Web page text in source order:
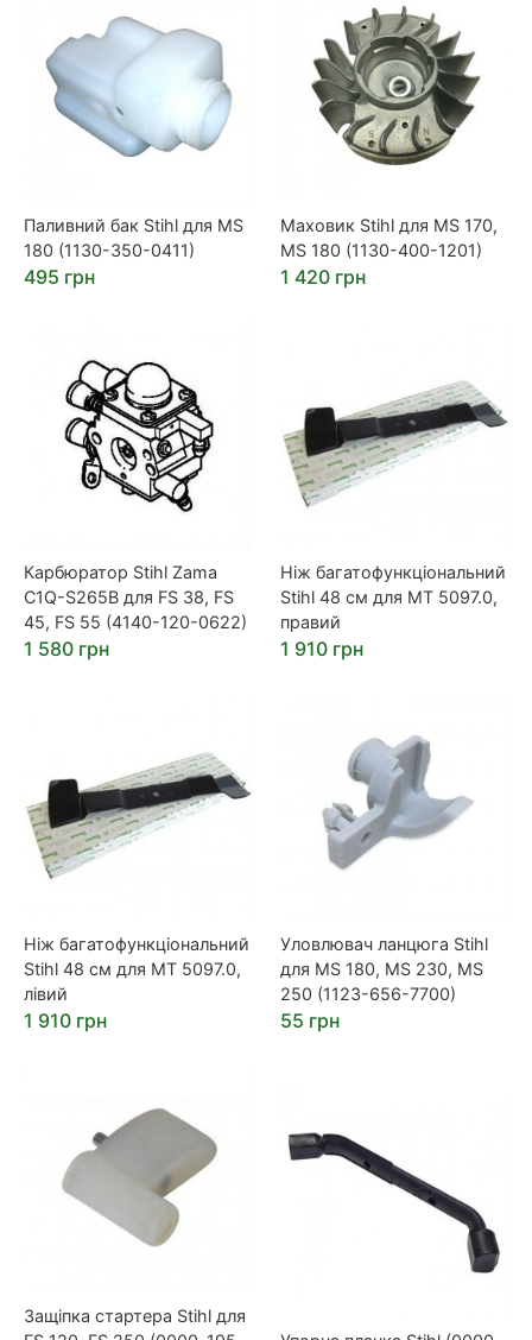
Паливний бак Stihl для MS
180 (1130-350-0411)
495 грн
Маховик Stihl для MS 170,
MS 180 (1130-400-1201)
1 420 грн
Карбюратор Stihl Zama
C1Q-S265B для FS 38, FS
45, FS 55 (4140-120-0622)
1 580 грн
Ніж багатофункціональний
Stihl 48 см для MT 5097.0,
правий
1 910 грн
Ніж багатофункціональний
Stihl 48 см для MT 5097.0,
лівий
1 910 грн
Уловлювач ланцюга Stihl
для MS 180, MS 230, MS
250 (1123-656-7700)
55 грн
Защіпка стартера Stihl для